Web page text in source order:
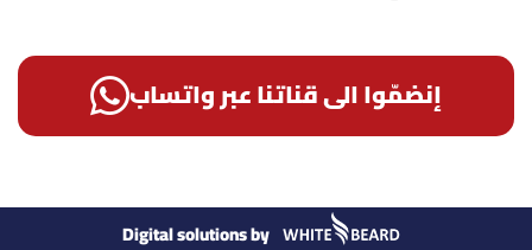
إنضمّوا الى قناتنا عبر واتساب
Digital solutions by